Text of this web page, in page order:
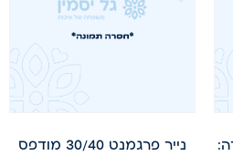
נייר פרגמנט 30/40 מודפס